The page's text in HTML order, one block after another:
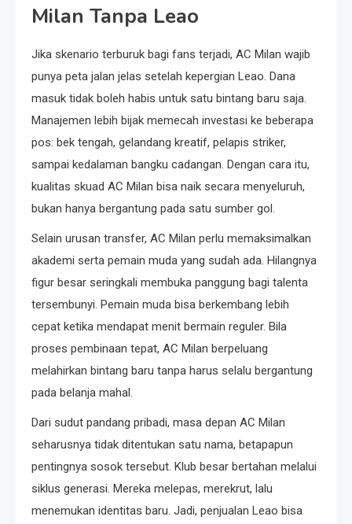
Milan Tanpa Leao
Jika skenario terburuk bagi fans terjadi, AC Milan wajib
punya peta jalan jelas setelah kepergian Leao. Dana
masuk tidak boleh habis untuk satu bintang baru saja.
Manajemen lebih bijak memecah investasi ke beberapa
pos: bek tengah, gelandang kreatif, pelapis striker,
sampai kedalaman bangku cadangan. Dengan cara itu,
kualitas skuad AC Milan bisa naik secara menyeluruh,
bukan hanya bergantung pada satu sumber gol.
Selain urusan transfer, AC Milan perlu memaksimalkan
akademi serta pemain muda yang sudah ada. Hilangnya
figur besar seringkali membuka panggung bagi talenta
tersembunyi. Pemain muda bisa berkembang lebih
cepat ketika mendapat menit bermain reguler. Bila
proses pembinaan tepat, AC Milan berpeluang
melahirkan bintang baru tanpa harus selalu bergantung
pada belanja mahal.
Dari sudut pandang pribadi, masa depan AC Milan
seharusnya tidak ditentukan satu nama, betapapun
pentingnya sosok tersebut. Klub besar bertahan melalui
siklus generasi. Mereka melepas, merekrut, lalu
menemukan identitas baru. Jadi, penjualan Leao bisa